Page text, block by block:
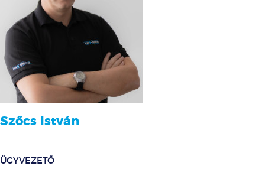
Szőcs István
ÜGYVEZETŐ